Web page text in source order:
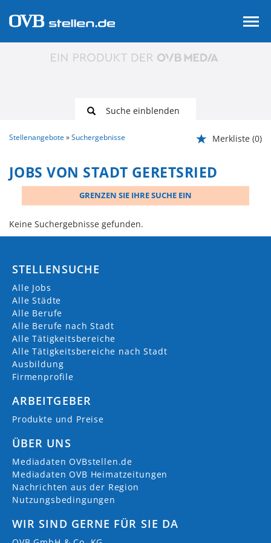
Suche einblenden
Stellenangebote Suchergebnisse Merkliste (0)
JOBS VON STADT GERETSRIED
GRENZEN SIE IHRE SUCHE EIN
Keine Suchergebnisse gefunden.
STELLENSUCHE
Alle Jobs
Alle Städte
Alle Berufe
Alle Berufe nach Stadt
Alle Tätigkeitsbereiche
Alle Tätigkeitsbereiche nach Stadt
Ausbildung
Firmenprofile
ARBEITGEBER
Produkte und Preise
ÜBER UNS
Mediadaten OVBstellen.de
Mediadaten OVB Heimatzeitungen
Nachrichten aus der Region
Nutzungsbedingungen
WIR SIND GERNE FÜR SIE DA